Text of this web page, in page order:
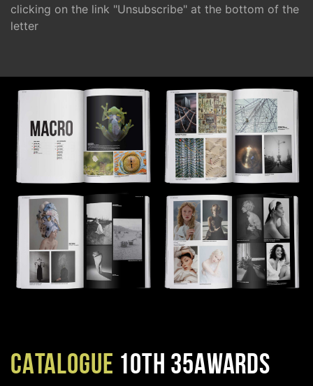
clicking on the link "Unsubscribe" at the bottom of the
letter
CATALOGUE 10TH 35AWARDS